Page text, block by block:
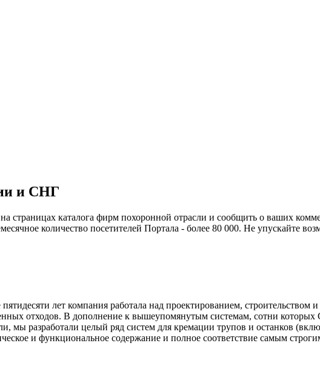
и СНГ
страницах каталога фирм похоронной отрасли и сообщить о ваших
количество посетителей Портала - более 80 000. Не упускайте
лет компания работала над проектированием, строительством
отходов. В дополнение к вышеупомянутым системам, сотни
мы разработали целый ряд систем для кремации трупов и останков
и функциональное содержание и полное соответствие самым